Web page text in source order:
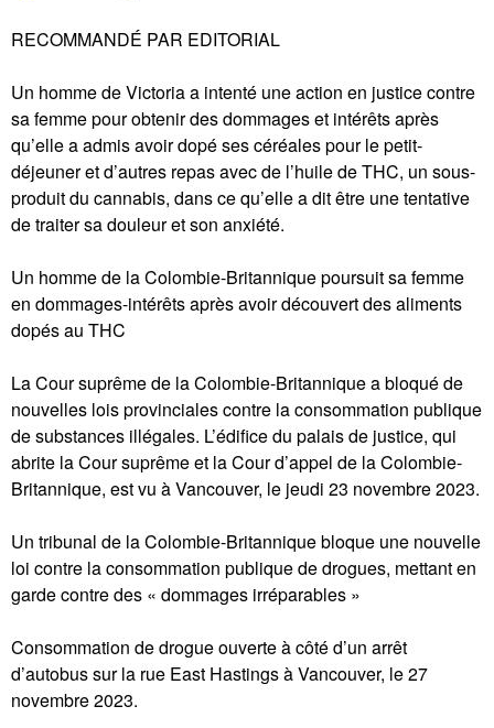
RECOMMANDÉ PAR EDITORIAL
Un homme de Victoria a intenté une action en justice contre
sa femme pour obtenir des dommages et intérêts après
qu’elle a admis avoir dopé ses céréales pour le petit-
déjeuner et d’autres repas avec de l’huile de THC, un sous-
produit du cannabis, dans ce qu’elle a dit être une tentative
de traiter sa douleur et son anxiété.
Un homme de la Colombie-Britannique poursuit sa femme
en dommages-intérêts après avoir découvert des aliments
dopés au THC
La Cour suprême de la Colombie-Britannique a bloqué de
nouvelles lois provinciales contre la consommation publique
de substances illégales. L’édifice du palais de justice, qui
abrite la Cour suprême et la Cour d’appel de la Colombie-
Britannique, est vu à Vancouver, le jeudi 23 novembre 2023.
Un tribunal de la Colombie-Britannique bloque une nouvelle
loi contre la consommation publique de drogues, mettant en
garde contre des « dommages irréparables »
Consommation de drogue ouverte à côté d’un arrêt
d’autobus sur la rue East Hastings à Vancouver, le 27
novembre 2023.